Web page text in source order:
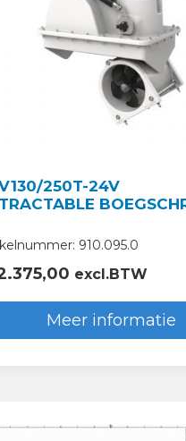
250T-24V
910.095.0
excl.BTW
Meer informatie